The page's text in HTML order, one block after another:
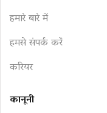
हमारे बारे में
हमसे संपर्क करें
करियर
कानूनी